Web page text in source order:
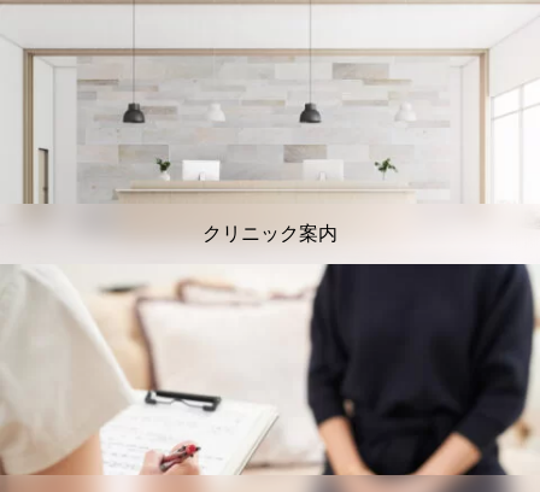
クリニック案内